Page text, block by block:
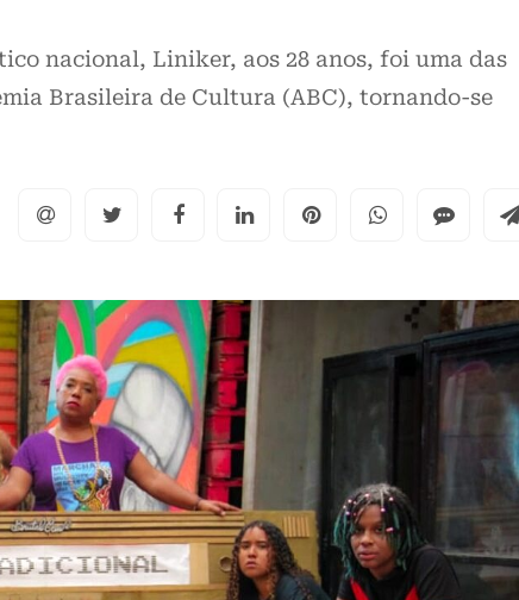
nacional, Liniker, aos 28 anos, foi uma das
Brasileira de Cultura (ABC), tornando-se